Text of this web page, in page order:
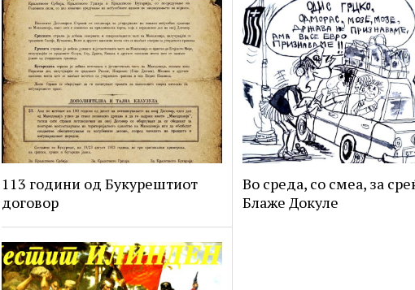
113 години од Букурештиот
договор
Во среда, со смеа, за
Блаже Докуле